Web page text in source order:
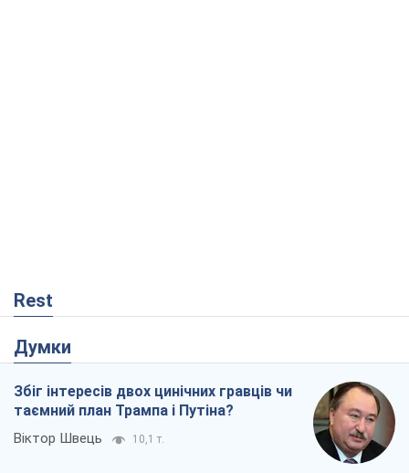
Rest
Думки
Збіг інтересів двох цинічних гравців чи
таємний план Трампа і Путіна?
Віктор Швець 10,1 т.